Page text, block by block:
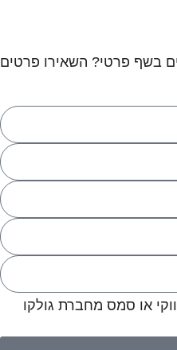
בשף פרטי? השאירו פרטים
או סמס מחברת גולקו